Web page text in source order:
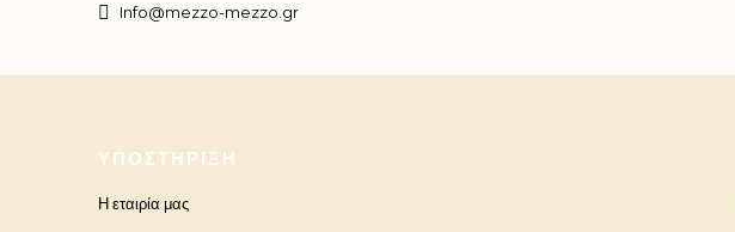
Info@mezzo-mezzo.gr
ΥΠΟΣΤΉΡΙΞΗ
Η εταιρία μας